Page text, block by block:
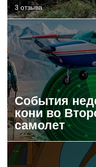
3 отзыва
События
кони во
самолет